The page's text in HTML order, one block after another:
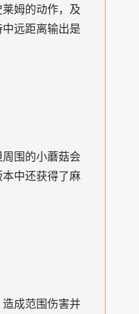
姆的动作，及
远距离输出是
围的小蘑菇会
中还获得了麻
成范围伤害并